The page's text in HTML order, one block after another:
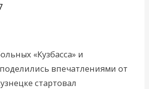
«Кузбасса» и
впечатлениями от
стартовал